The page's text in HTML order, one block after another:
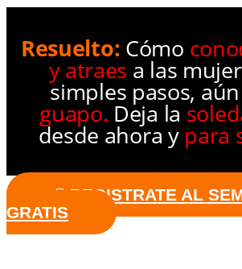
Resuelto: Cómo
y atraes a las
simples pasos, aún
guapo. Deja la
desde ahora y para
REGISTRATE AL
GRATIS